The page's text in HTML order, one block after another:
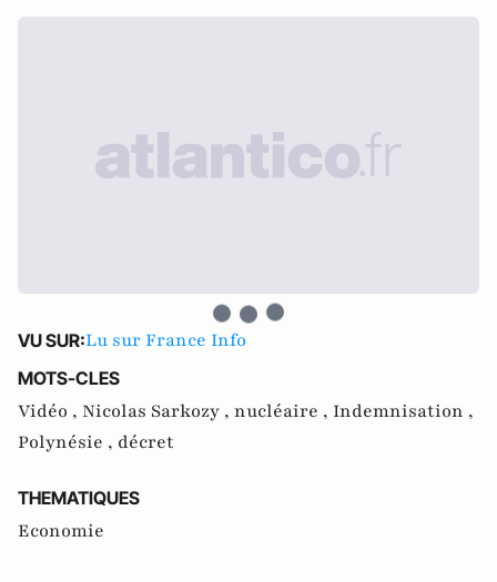
VU SUR:Lu sur France Info
MOTS-CLES
Vidéo , Nicolas Sarkozy , nucléaire , Indemnisation ,
Polynésie , décret
THEMATIQUES
Economie